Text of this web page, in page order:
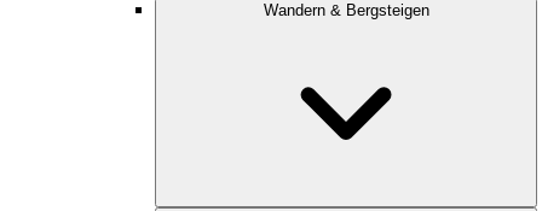
Wandern & Bergsteigen